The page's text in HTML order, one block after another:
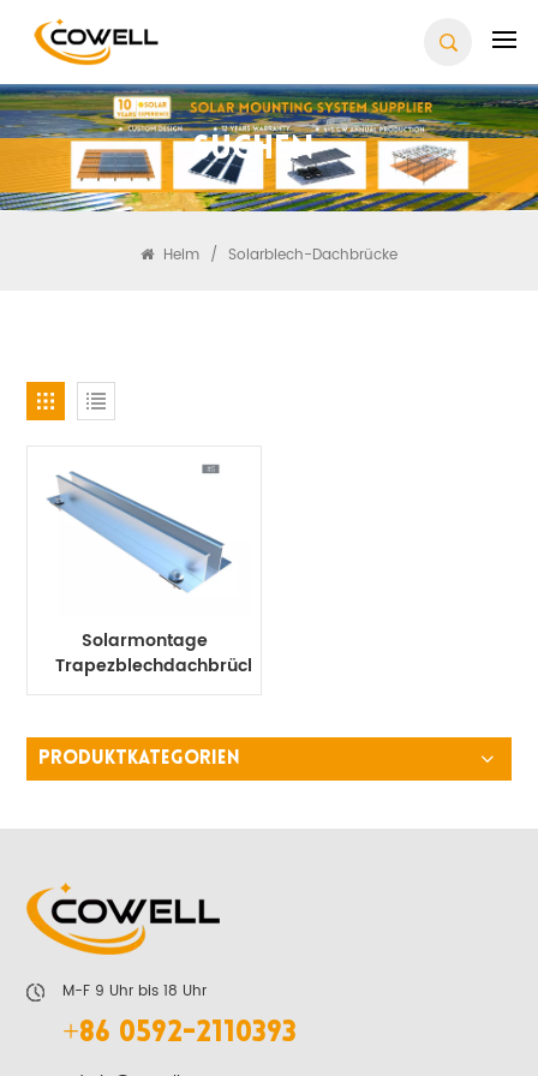
Suchen
Heim / Solarblech-Dachbrücke
Solarmontage
Trapezblechdachbrücke
PRODUKTKATEGORIEN
M-F 9 Uhr bis 18 Uhr
+86 0592-2110393